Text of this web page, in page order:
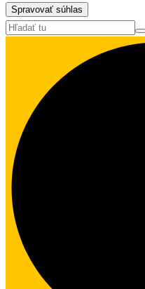
Spravovať súhlas